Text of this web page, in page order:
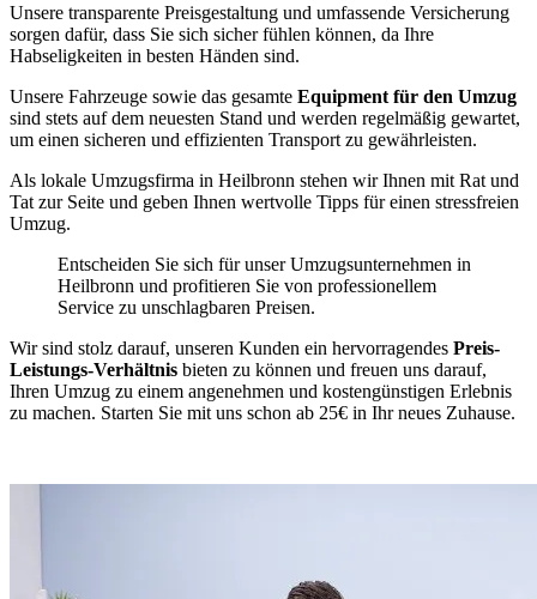
Unsere transparente Preisgestaltung und umfassende Versicherung
sorgen dafür, dass Sie sich sicher fühlen können, da Ihre
Habseligkeiten in besten Händen sind.
Unsere Fahrzeuge sowie das gesamte Equipment für den Umzug
sind stets auf dem neuesten Stand und werden regelmäßig gewartet,
um einen sicheren und effizienten Transport zu gewährleisten.
Als lokale Umzugsfirma in Heilbronn stehen wir Ihnen mit Rat und
Tat zur Seite und geben Ihnen wertvolle Tipps für einen stressfreien
Umzug.
Entscheiden Sie sich für unser Umzugsunternehmen in
Heilbronn und profitieren Sie von professionellem
Service zu unschlagbaren Preisen.
Wir sind stolz darauf, unseren Kunden ein hervorragendes Preis-
Leistungs-Verhältnis bieten zu können und freuen uns darauf,
Ihren Umzug zu einem angenehmen und kostengünstigen Erlebnis
zu machen. Starten Sie mit uns schon ab 25€ in Ihr neues Zuhause.